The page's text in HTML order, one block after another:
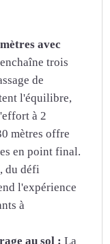
avec
trois
de
l'équilibre,
à 2
mètres offre
en point final.
du défi
l'expérience
à
au sol : La